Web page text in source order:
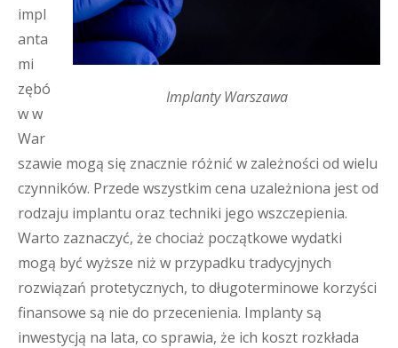
Implanty Warszawa
impl
anta
mi
zębó
w w
War
szawie mogą się znacznie różnić w zależności od wielu
czynników. Przede wszystkim cena uzależniona jest od
rodzaju implantu oraz techniki jego wszczepienia.
Warto zaznaczyć, że chociaż początkowe wydatki
mogą być wyższe niż w przypadku tradycyjnych
rozwiązań protetycznych, to długoterminowe korzyści
finansowe są nie do przecenienia. Implanty są
inwestycją na lata, co sprawia, że ich koszt rozkłada